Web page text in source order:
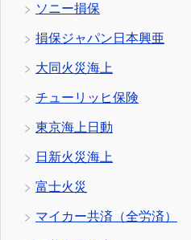
ソニー損保
損保ジャパン日本興亜
大同火災海上
チューリッヒ保険
東京海上日動
日新火災海上
富士火災
マイカー共済（全労済）